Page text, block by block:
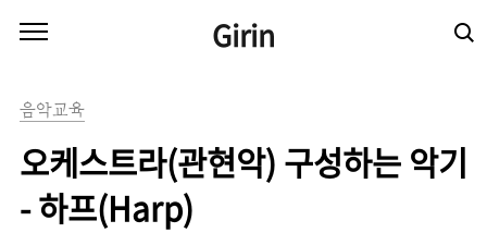
Girin
음악교육
오케스트라(관현악) 구성하는 악기
- 하프(Harp)